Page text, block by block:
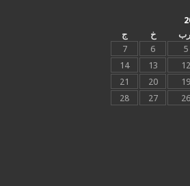
خ
ج
5
6
7
12
13
14
19
20
21
26
27
28